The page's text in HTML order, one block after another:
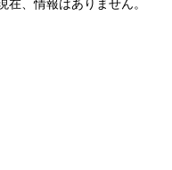
在、情報はありません。